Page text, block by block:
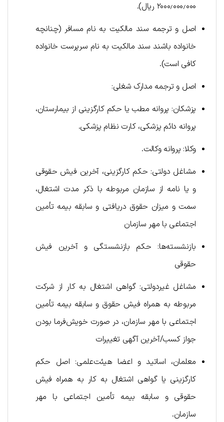
۲۰۰۰٫۰۰۰٫۰۰۰ ریال).
اصل و ترجمه سند مالکیت به نام مسافر (چنانچه
خانواده باشند سند مالکیت به نام سرپرست خانواده
کافی است).
اصل و ترجمه مدارک شغلی:
پزشکان: پروانه مطب یا حکم کارگزینی از بیمارستان،
پروانه دائم پزشکی، کارت نظام پزشکی.
وکلا: پروانه وکالت.
مشاغل دولتی: حکم کارگزینی، آخرین فیش حقوقی
و یا نامه از سازمان مربوطه با ذکر مدت اشتغال،
سمت و میزان حقوق دریافتی و سابقه بیمه تأمین
اجتماعی با مهر سازمان
بازنشسته‌ها: حکم بازنشستگی و آخرین فیش
حقوقی
مشاغل غیردولتی: گواهی اشتغال به کار از شرکت
مربوطه به همراه فیش حقوق و سابقه بیمه تأمین
اجتماعی با مهر سازمان، در صورت خویش‌فرما بودن
جواز کسب/آخرین آگهی تغییرات
معلمان، اساتید و اعضا هیئت‌علمی: اصل حکم
کارگزینی یا گواهی اشتغال به کار به همراه فیش
حقوقی و سابقه بیمه تأمین اجتماعی با مهر
سازمان.